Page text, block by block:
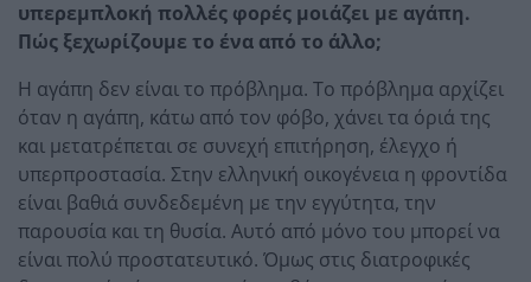
υπερεμπλοκή πολλές φορές μοιάζει με αγάπη.
Πώς ξεχωρίζουμε το ένα από το άλλο;
Η αγάπη δεν είναι το πρόβλημα. Το πρόβλημα αρχίζει
όταν η αγάπη, κάτω από τον φόβο, χάνει τα όριά της
και μετατρέπεται σε συνεχή επιτήρηση, έλεγχο ή
υπερπροστασία. Στην ελληνική οικογένεια η φροντίδα
είναι βαθιά συνδεδεμένη με την εγγύτητα, την
παρουσία και τη θυσία. Αυτό από μόνο του μπορεί να
είναι πολύ προστατευτικό. Όμως στις διατροφικές